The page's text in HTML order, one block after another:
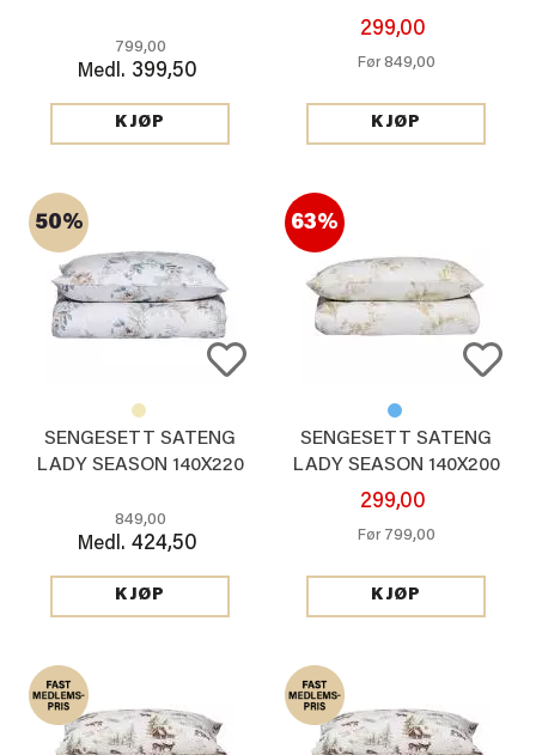
799,00
Medl. 399,50
KJØP
CM, BEIGE
299,00
Før849,00
KJØP
50%
SENGESETT SATENG
LADY SEASON 140X220
849,00
Medl. 424,50
KJØP
63%
SENGESETT SATENG
LADY SEASON 140X200
CM, BEIGE
299,00
Før 799,00
KJØP